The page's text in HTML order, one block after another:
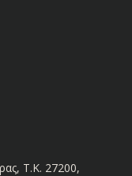
Τ.Κ. 27200,